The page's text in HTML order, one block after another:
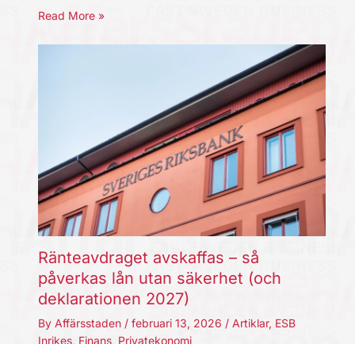
Read More »
Ränteavdraget avskaffas – så
påverkas lån utan säkerhet (och
deklarationen 2027)
By Affärsstaden / februari 13, 2026 / Artiklar, ESB
Inrikes, Finans, Privatekonomi